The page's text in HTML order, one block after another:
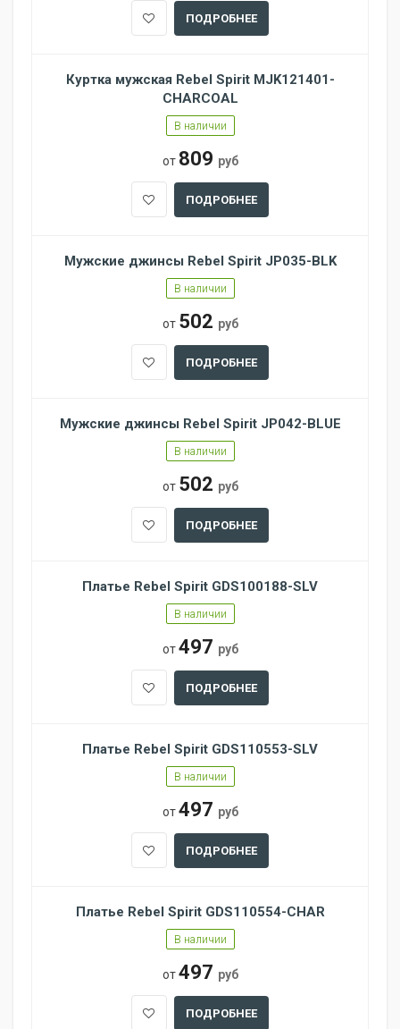
ПОДРОБНЕЕ
Куртка мужская Rebel Spirit MJK121401-
CHARCOAL
В наличии
от 809 руб
ПОДРОБНЕЕ
Мужские джинсы Rebel Spirit JP035-BLK
В наличии
от 502 руб
ПОДРОБНЕЕ
Мужские джинсы Rebel Spirit JP042-BLUE
В наличии
от 502 руб
ПОДРОБНЕЕ
Платье Rebel Spirit GDS100188-SLV
В наличии
от497 руб
ПОДРОБНЕЕ
Платье Rebel Spirit GDS110553-SLV
В наличии
от497 руб
ПОДРОБНЕЕ
Платье Rebel Spirit GDS110554-CHAR
В наличии
от497 руб
ПОДРОБНЕЕ